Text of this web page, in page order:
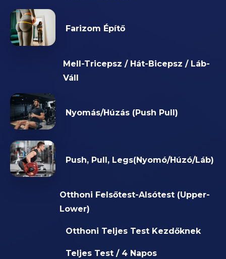
Farizom Építő
Mell-Tricepsz / Hát-Bicepsz / Láb-
Váll
Nyomás/Húzás (Push Pull)
Push, Pull, Legs(Nyomó/Húzó/Láb)
Otthoni Felsőtest-Alsótest (Upper-
Lower)
Otthoni Teljes Test Kezdőknek
Teljes Test / 4 Napos